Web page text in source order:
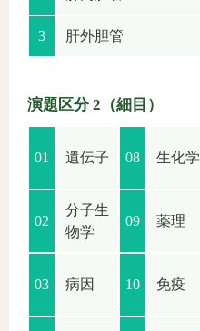
3 肝外胆管
演題区分 2（細目）
01 遺伝子 08 生化学
02
分子生
物学
09 薬理
03 病因 10 免疫